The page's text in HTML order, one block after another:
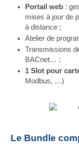
Portail web :
mises à jour de
à distance ;
Atelier de
Transmissions
BACnet… ;
1 Slot pour
Modbus, …)
Le Bundle